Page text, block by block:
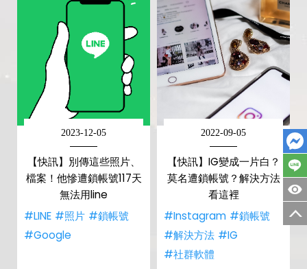
2023-12-05
【快訊】別傳這些照片、
檔案！他慘遭鎖帳號117天
無法用line
#LINE #照片 #鎖帳號
#Google
2022-09-05
【快訊】IG變成一片白？
莫名遭鎖帳號？解決方法
看這裡
#Instagram #鎖帳號
#解決方法 #IG
#社群軟體